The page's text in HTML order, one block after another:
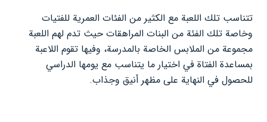
تتناسب تلك اللعبة مع الكثير من الفئات العمرية للفتيات
وخاصة تلك الفئة من البنات المراهقات حيث تدم لهم اللعبة
مجموعة من الملابس الخاصة بالمدرسة، وفيها تقوم اللاعبة
بمساعدة الفتاة في اختيار ما يتناسب مع يومها الدراسي
للحصول في النهاية على مظهر أنيق وجذاب.